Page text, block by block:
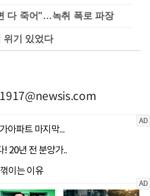
다 죽어"…녹취 폭로 파장
위기 있었다